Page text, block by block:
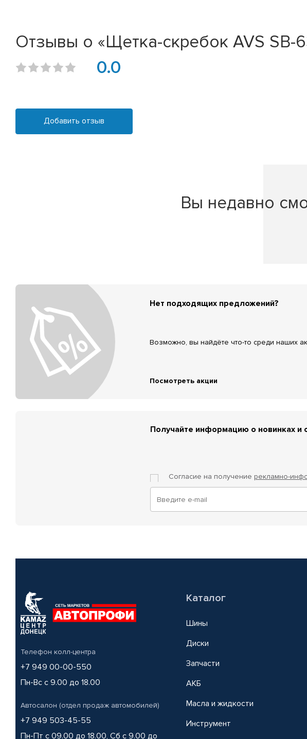
Отзывы о «Щетка-скребок AVS SB-
0.0
Добавить отзыв
Вы недавно
Нет подходящих предложений?
Возможно, вы найдёте что-то среди наших
Посмотреть акции
Получайте информацию о новинках и
Согласие на получение рекламно-
Телефон колл-центра
+7 949 00-00-550
Пн-Вс с 9.00 до 18.00
Автосалон (отдел продаж автомобилей)
+7 949 503-45-55
Пн-Пт с 09.00 до 18.00, Сб с 9.00 до
Каталог
Шины
Диски
Запчасти
АКБ
Масла и жидкости
Инструмент